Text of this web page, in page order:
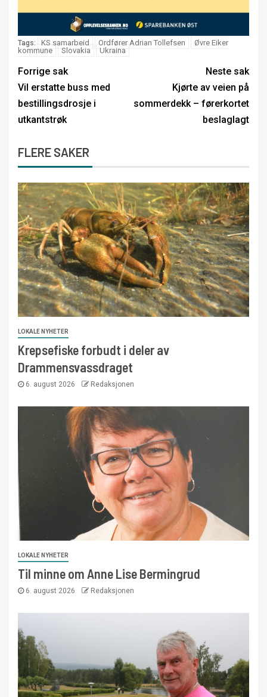
Tags: KS samarbeid Ordfører Adrian Tollefsen
Øvre Eiker
kommune
Slovakia Ukraina
Forrige sak
Vil erstatte buss med
bestillingsdrosje i
utkantstrøk
Neste sak
Kjørte av veien på
sommerdekk – førerkortet
beslaglagt
FLERE SAKER
LOKALE NYHETER
Krepsefiske forbudt i deler av
Drammensvassdraget
6. august 2026 Redaksjonen
LOKALE NYHETER
Til minne om Anne Lise Bermingrud
6. august 2026 Redaksjonen